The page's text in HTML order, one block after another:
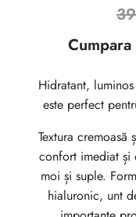
39
Hidratant,
este perfect
Textura
confort imediat și
moi și suple.
hialuronic, unt